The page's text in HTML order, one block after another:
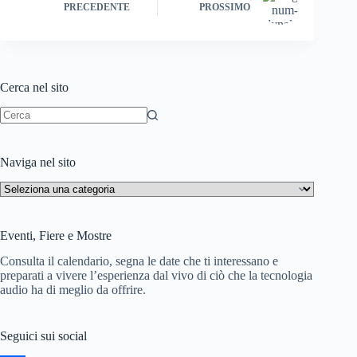
i
PRECEDENTE PROSSIMO
Cerca nel sito
Naviga nel sito
Naviga
nel
Eventi, Fiere e Mostre
Consulta il calendario, segna le date che ti interessano e
preparati a vivere l’esperienza dal vivo di ciò che la tecnologia
audio ha di meglio da offrire.
Seguici sui social